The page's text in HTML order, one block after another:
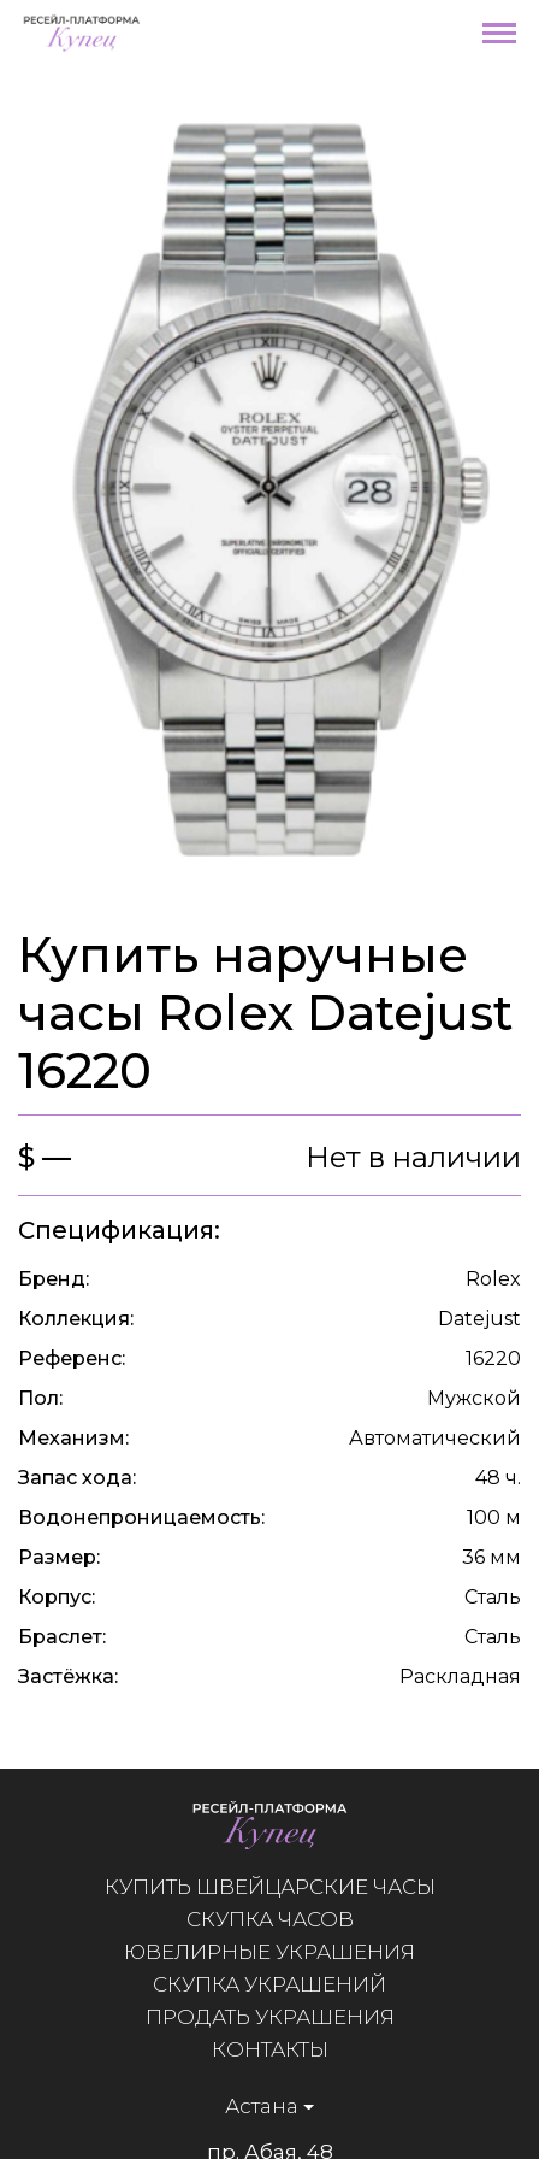
Купить наручные
часы Rolex Datejust
16220
$ — Нет в наличии
Спецификация:
Бренд:
Rolex
Коллекция:
Datejust
Референс:
16220
Пол:
Мужской
Механизм:
Автоматический
Запас хода:
48 ч.
Водонепроницаемость:
100 м
Размер:
36 мм
Корпус:
Сталь
Браслет:
Сталь
Застёжка:
Раскладная
КУПИТЬ ШВЕЙЦАРСКИЕ ЧАСЫ
СКУПКА ЧАСОВ
ЮВЕЛИРНЫЕ УКРАШЕНИЯ
СКУПКА УКРАШЕНИЙ
ПРОДАТЬ УКРАШЕНИЯ
КОНТАКТЫ
Астана
пр. Абая, 48